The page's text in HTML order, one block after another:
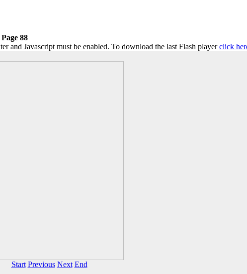
88
and Javascript must be enabled. To download the last Flash playerclick
Start Previous Next End